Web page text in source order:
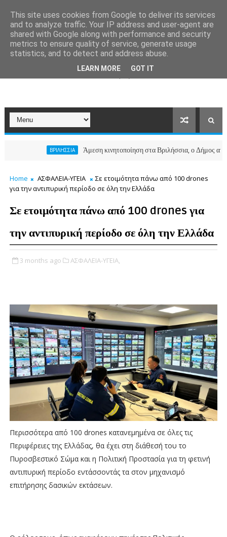
Άμεση κινητοποίηση στα Βριλήσσια, ο Δήμος ανοίγει το
Home ΑΣΦΑΛΕΙΑ-ΥΓΕΙΑ
Σε ετοιμότητα πάνω από 100 drones
για την αντιπυρική περίοδο σε όλη την Ελλάδα
Σε ετοιμότητα πάνω από 100 drones για
την αντιπυρική περίοδο σε όλη την Ελλάδα
3 months ago ΑΣΦΑΛΕΙΑ-ΥΓΕΙΑ,
Περισσότερα από 100 drones κατανεμημένα σε όλες τις
Περιφέρειες της Ελλάδας, θα έχει στη διάθεσή του το
Πυροσβεστικό Σώμα και η Πολιτική Προστασία για τη φετινή
αντιπυρική περίοδο εντάσσοντάς τα στον μηχανισμό
επιτήρησης δασικών εκτάσεων.
This site uses cookies from Google to deliver its services
and to analyze traffic. Your IP address and user-agent are
shared with Google along with performance and security
metrics to ensure quality of service, generate usage
statistics, and to detect and address abuse.
LEARN MORE GOT IT